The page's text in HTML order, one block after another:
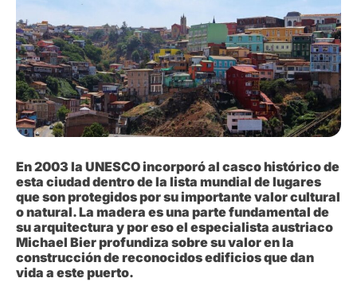
En 2003 la UNESCO incorporó al casco histórico de
esta ciudad dentro de la lista mundial de lugares
que son protegidos por su importante valor cultural
o natural. La madera es una parte fundamental de
su arquitectura y por eso el especialista austriaco
Michael Bier profundiza sobre su valor en la
construcción de reconocidos edificios que dan
vida a este puerto.